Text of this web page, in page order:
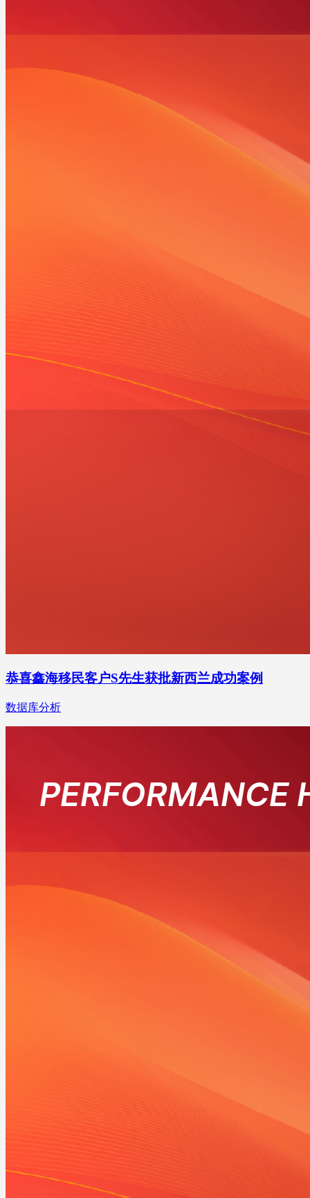
恭喜鑫海移民客户S先生获批新西兰成功案例
数据库分析